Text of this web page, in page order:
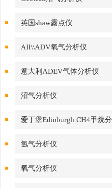
英国shaw露点仪
AII\\ADV氧气分析仪
意大利ADEV气体分析仪
沼气分析仪
爱丁堡Edinburgh CH4甲烷分
析仪
氢气分析仪
氧气分析仪